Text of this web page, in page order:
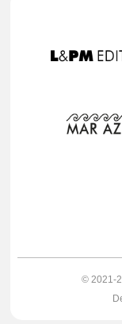
© 2021-